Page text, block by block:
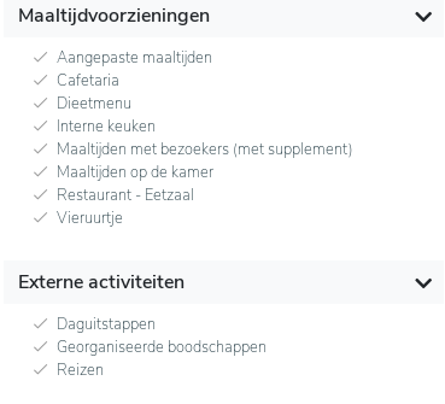
Maaltijdvoorzieningen
Aangepaste maaltijden
Cafetaria
Dieetmenu
Interne keuken
Maaltijden met bezoekers (met supplement)
Maaltijden op de kamer
Restaurant - Eetzaal
Vieruurtje
Externe activiteiten
Daguitstappen
Georganiseerde boodschappen
Reizen